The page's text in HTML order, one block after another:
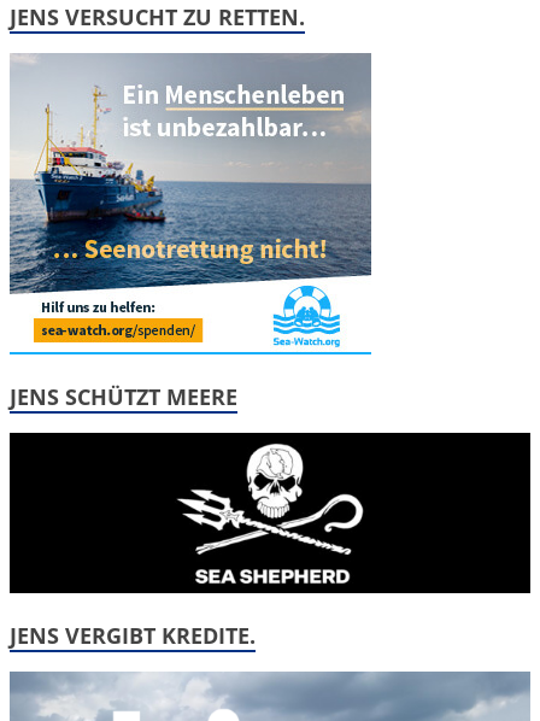
JENS VERSUCHT ZU RETTEN.
JENS SCHÜTZT MEERE
JENS VERGIBT KREDITE.